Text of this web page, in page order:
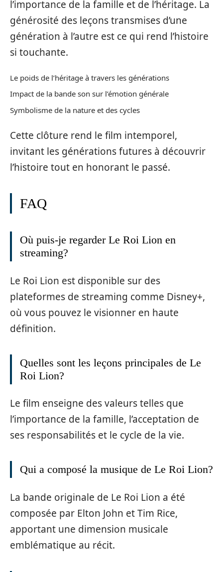
l’importance de la famille et de l’héritage. La
générosité des leçons transmises d’une
génération à l’autre est ce qui rend l’histoire
si touchante.
Le poids de l’héritage à travers les générations
Impact de la bande son sur l’émotion générale
Symbolisme de la nature et des cycles
Cette clôture rend le film intemporel,
invitant les générations futures à découvrir
l’histoire tout en honorant le passé.
FAQ
Où puis-je regarder Le Roi Lion en
streaming?
Le Roi Lion est disponible sur des
plateformes de streaming comme Disney+,
où vous pouvez le visionner en haute
définition.
Quelles sont les leçons principales de Le
Roi Lion?
Le film enseigne des valeurs telles que
l’importance de la famille, l’acceptation de
ses responsabilités et le cycle de la vie.
Qui a composé la musique de Le Roi Lion?
La bande originale de Le Roi Lion a été
composée par Elton John et Tim Rice,
apportant une dimension musicale
emblématique au récit.